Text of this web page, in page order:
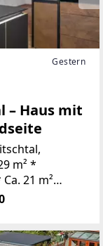
Gestern
– Haus mit
*